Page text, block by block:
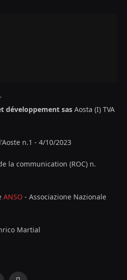
développement sas Aosta (I) TVA
n.1 - 4/10/2023
la communication (ROC) n.
ANSO - Associazione Nazionale
Martial